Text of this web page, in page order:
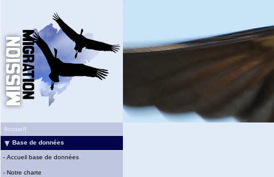
Accueil
Base de données
- Accueil base de données
- Notre charte